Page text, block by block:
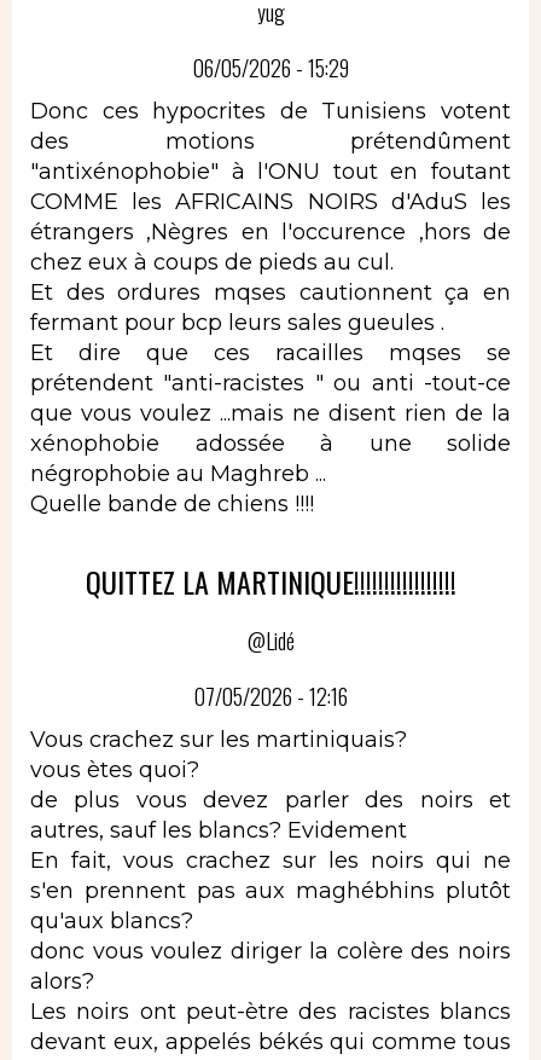
yug
06/05/2026 - 15:29
Donc ces hypocrites de Tunisiens votent
des motions prétendûment
"antixénophobie" à l'ONU tout en foutant
COMME les AFRICAINS NOIRS d'AduS les
étrangers ,Nègres en l'occurence ,hors de
chez eux à coups de pieds au cul.
Et des ordures mqses cautionnent ça en
fermant pour bcp leurs sales gueules .
Et dire que ces racailles mqses se
prétendent "anti-racistes " ou anti -tout-ce
que vous voulez ...mais ne disent rien de la
xénophobie adossée à une solide
négrophobie au Maghreb ...
Quelle bande de chiens !!!!
QUITTEZ LA MARTINIQUE!!!!!!!!!!!!!!!!!
@Lidé
07/05/2026 - 12:16
Vous crachez sur les martiniquais?
vous ètes quoi?
de plus vous devez parler des noirs et
autres, sauf les blancs? Evidement
En fait, vous crachez sur les noirs qui ne
s'en prennent pas aux maghébhins plutôt
qu'aux blancs?
donc vous voulez diriger la colère des noirs
alors?
Les noirs ont peut-ètre des racistes blancs
devant eux, appelés békés qui comme tous